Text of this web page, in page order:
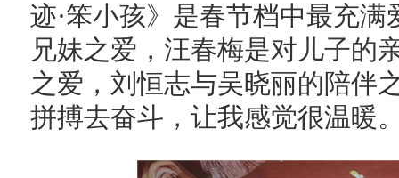
迹·笨小孩》是春节档中最充
兄妹之爱，汪春梅是对儿子的
之爱，刘恒志与吴晓丽的陪伴
拼搏去奋斗，让我感觉很温暖